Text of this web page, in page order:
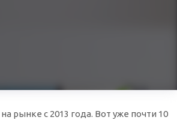
рынке с 2013 года. Вот уже почти 10